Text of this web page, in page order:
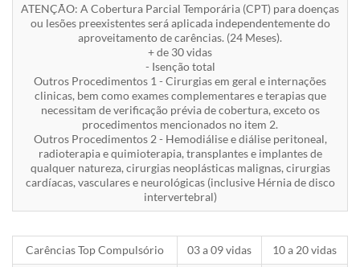
ATENÇÃO: A Cobertura Parcial Temporária (CPT) para doenças
ou lesões preexistentes será aplicada independentemente do
aproveitamento de carências. (24 Meses).
+ de 30 vidas
- Isenção total
Outros Procedimentos 1 - Cirurgias em geral e internações
clinicas, bem como exames complementares e terapias que
necessitam de verificação prévia de cobertura, exceto os
procedimentos mencionados no item 2.
Outros Procedimentos 2 - Hemodiálise e diálise peritoneal,
radioterapia e quimioterapia, transplantes e implantes de
qualquer natureza, cirurgias neoplásticas malignas, cirurgias
cardíacas, vasculares e neurológicas (inclusive Hérnia de disco
intervertebral)
Carências Top Compulsório 03 a 09 vidas 10 a 20 vidas